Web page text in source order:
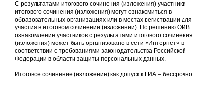
С результатами итогового сочинения (изложения) участники
итогового сочинения (изложения) могут ознакомиться в
образовательных организациях или в местах регистрации для
участия в итоговом сочинении (изложении). По решению ОИВ
ознакомление участников с результатами итогового сочинения
(изложения) может быть организовано в сети «Интернет» в
соответствии с требованиями законодательства Российской
Федерации в области защиты персональных данных.
Итоговое сочинение (изложение) как допуск к ГИА – бессрочно.